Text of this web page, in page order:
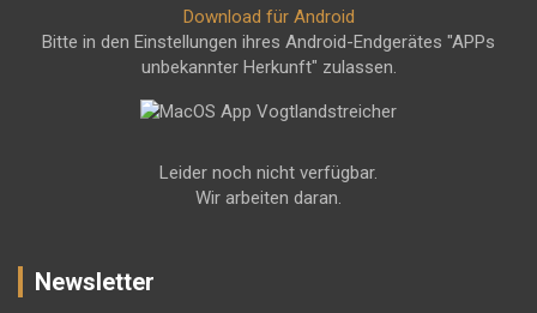
Download für Android
Bitte in den Einstellungen ihres Android-Endgerätes "APPs
unbekannter Herkunft" zulassen.
Leider noch nicht verfügbar.
Wir arbeiten daran.
Newsletter